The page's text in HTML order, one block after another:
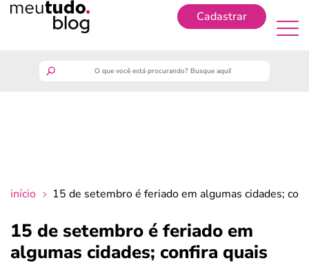
Cadastrar
crédito fácil
início 15 de setembro é feriado em algumas cidades;
15 de setembro é feriado em
algumas cidades; confira quais